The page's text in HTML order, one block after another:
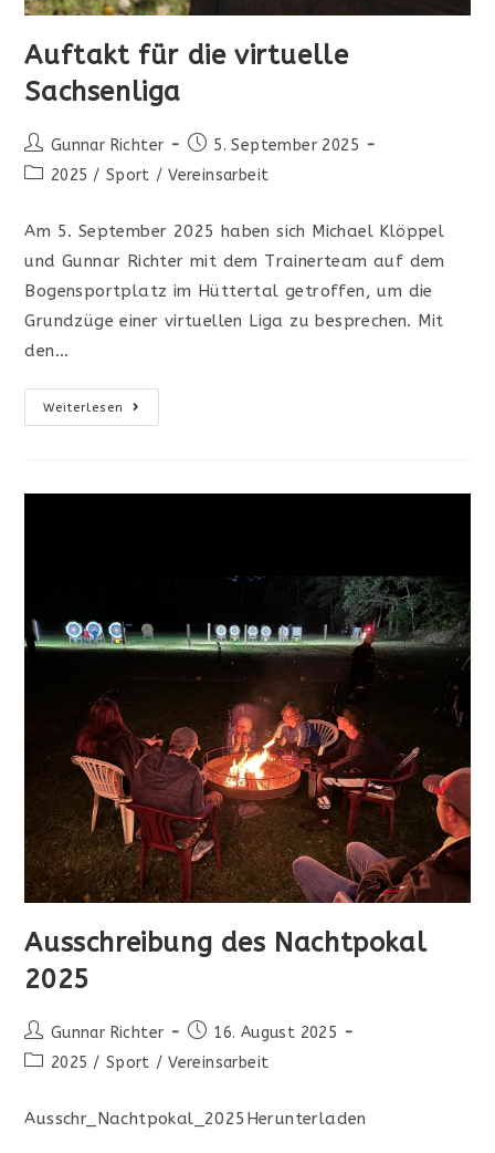
Auftakt für die virtuelle
Sachsenliga
Beitrags-
Autor:
Gunnar Richter
Beitrag
veröffentlicht:
5. September 2025
Beitrags-
2025 / Sport / Vereinsarbeit
Am 5. September 2025 haben sich Michael Klöppel
und Gunnar Richter mit dem Trainerteam auf dem
Bogensportplatz im Hüttertal getroffen, um die
Grundzüge einer virtuellen Liga zu besprechen. Mit
den…
Weiterlesen
Auftakt
Für
Ausschreibung des Nachtpokal
2025
Beitrags-
Autor:
Gunnar Richter
Beitrag
veröffentlicht:
16. August 2025
Beitrags-
2025 / Sport / Vereinsarbeit
Ausschr_Nachtpokal_2025Herunterladen